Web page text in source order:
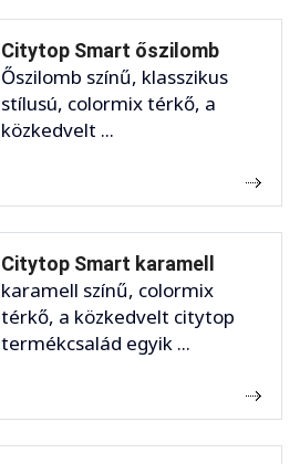
Citytop Smart őszilomb
Őszilomb színű, klasszikus
stílusú, colormix térkő, a
közkedvelt ...
Citytop Smart karamell
karamell színű, colormix
térkő, a közkedvelt citytop
termékcsalád egyik ...